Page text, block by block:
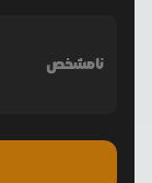
نامشخص